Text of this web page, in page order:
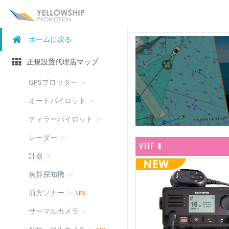
ホームに戻る
正規設置代理店マップ
GPSプロッター ≫
オートパイロット ≫
ティラーパイロット ≫
レーダー ≫
計器 ≫
魚群探知機 ≫
前方ソナー ≫ NEW
サーマルカメラ ≫
VHF ⬇️